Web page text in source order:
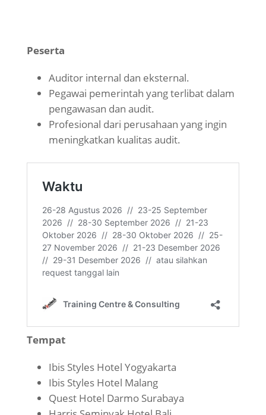
Peserta
Auditor internal dan eksternal.
Pegawai pemerintah yang terlibat dalam
pengawasan dan audit.
Profesional dari perusahaan yang ingin
meningkatkan kualitas audit.
Tempat
Ibis Styles Hotel Yogyakarta
Ibis Styles Hotel Malang
Quest Hotel Darmo Surabaya